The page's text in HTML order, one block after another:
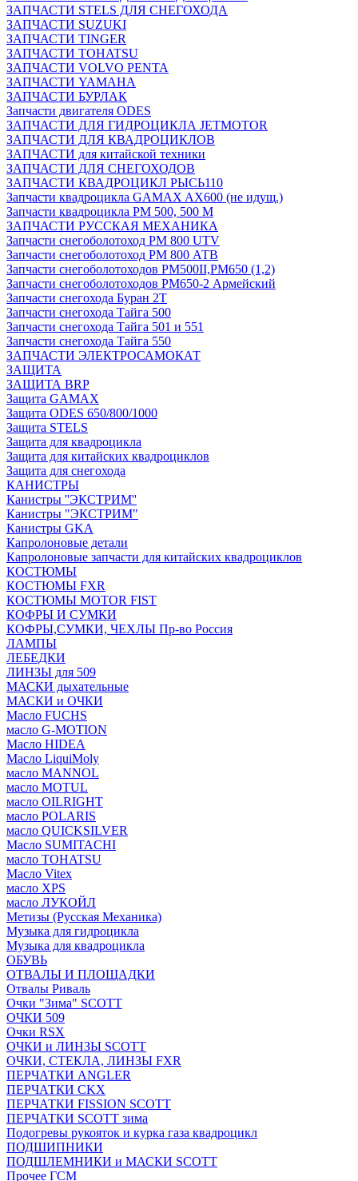
ЗАПЧАСТИ STELS ДЛЯ СНЕГОХОДА
ЗАПЧАСТИ SUZUKI
ЗАПЧАСТИ TINGER
ЗАПЧАСТИ TOHATSU
ЗАПЧАСТИ VOLVO PENTA
ЗАПЧАСТИ YAMAHA
ЗАПЧАСТИ БУРЛАК
Запчасти двигателя ODES
ЗАПЧАСТИ ДЛЯ ГИДРОЦИКЛА JETMOTOR
ЗАПЧАСТИ ДЛЯ КВАДРОЦИКЛОВ
ЗАПЧАСТИ для китайской техники
ЗАПЧАСТИ ДЛЯ СНЕГОХОДОВ
ЗАПЧАСТИ КВАДРОЦИКЛ РЫСЬ110
Запчасти квадроцикла GAMAX AX600 (не идущ.)
Запчасти квадроцикла РМ 500, 500 М
ЗАПЧАСТИ РУССКАЯ МЕХАНИКА
Запчасти снегоболотоход РМ 800 UTV
Запчасти снегоболотоход РМ 800 АТВ
Запчасти снегоболотоходов РМ500II,РМ650 (1,2)
Запчасти снегоболотоходов РМ650-2 Армейский
Запчасти снегохода Буран 2Т
Запчасти снегохода Тайга 500
Запчасти снегохода Тайга 501 и 551
Запчасти снегохода Тайга 550
ЗАПЧАСТИ ЭЛЕКТРОСАМОКАТ
ЗАЩИТА
ЗАЩИТА BRP
Защита GAMAX
Защита ODES 650/800/1000
Защита STELS
Защита для квадроцикла
Защита для китайских квадроциклов
Защита для снегохода
КАНИСТРЫ
Канистры ''ЭКСТРИМ''
Канистры "ЭКСТРИМ"
Канистры GKA
Капролоновые детали
Капролоновые запчасти для китайских квадроциклов
КОСТЮМЫ
КОСТЮМЫ FXR
КОСТЮМЫ MOTOR FIST
КОФРЫ И СУМКИ
КОФРЫ,СУМКИ, ЧЕХЛЫ Пр-во Россия
ЛАМПЫ
ЛЕБЕДКИ
ЛИНЗЫ для 509
МАСКИ дыхательные
МАСКИ и ОЧКИ
Масло FUCHS
масло G-MOTION
Масло HIDEA
Масло LiquiMoly
масло MANNOL
масло MOTUL
масло OILRIGHT
масло POLARIS
масло QUICKSILVER
Масло SUMITACHI
масло TOHATSU
Масло Vitex
масло XPS
масло ЛУКОЙЛ
Метизы (Русская Механика)
Музыка для гидроцикла
Музыка для квадроцикла
ОБУВЬ
ОТВАЛЫ И ПЛОЩАДКИ
Отвалы Риваль
Очки "Зима" SCOTT
ОЧКИ 509
Очки RSX
ОЧКИ и ЛИНЗЫ SCOTT
ОЧКИ, СТЕКЛА, ЛИНЗЫ FXR
ПЕРЧАТКИ ANGLER
ПЕРЧАТКИ CKX
ПЕРЧАТКИ FISSION SCOTT
ПЕРЧАТКИ SCOTT зима
Подогревы рукояток и курка газа квадроцикл
ПОДШИПНИКИ
ПОДШЛЕМНИКИ и МАСКИ SCOTT
Прочее ГСМ